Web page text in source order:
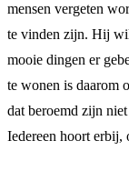
mensen vergeten
te vinden zijn. Hij
mooie dingen er
te wonen is daarom
dat beroemd zijn
Iedereen hoort erbij,